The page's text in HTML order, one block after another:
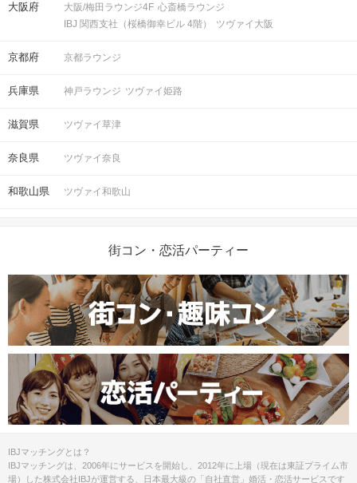
大阪府 大阪/梅田ラウンジ4F 心斎橋ラウンジ
IBJ 関西支社（桜橋御幸ビル 4階）
ツヴァイ大阪
京都府 京都ラウンジ
兵庫県 神戸ラウンジ ツヴァイ姫路
滋賀県 ツヴァイ草津
奈良県 ツヴァイ奈良
和歌山県 ツヴァイ和歌山
街コン・恋活パーティー
IBJマッチングとは？
IBJマッチングは、2006年にサービスを開始し、2012年に上場（現在は東証プライム市
場）した株式会社IBJが運営する、日本最大級の「自社直営」婚活・恋活サービスです